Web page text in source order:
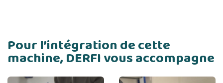
Pour l’intégration de cette
machine, DERFI vous accompagne